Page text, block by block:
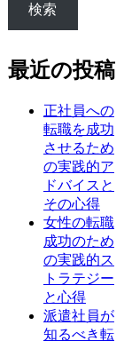
検索
最近の投稿
正社員への
転職を成功
させるため
の実践的ア
ドバイスと
その心得
女性の転職
成功のため
の実践的ス
トラテジー
と心得
派遣社員が
知るべき転